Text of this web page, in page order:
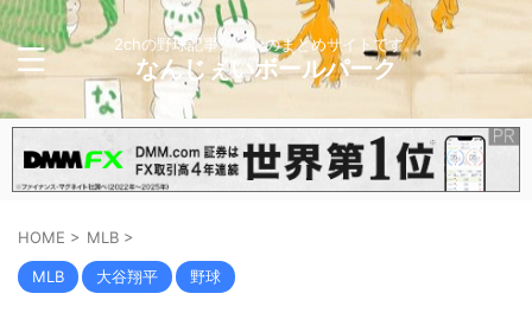
2chの野球記事メインのまとめサイトです。
なんじぇいボールパーク
HOME > MLB >
MLB 大谷翔平 野球